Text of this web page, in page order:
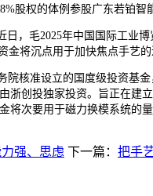
股权的体例参股广东若铂智
毛2025年中国国际工业
金将沉点用于加快焦点手艺
准设立的国度级投资基金
浙创投独家投资。旨正在建
将次要用于磁力换模系统的
强、思虑 下一篇： 把手